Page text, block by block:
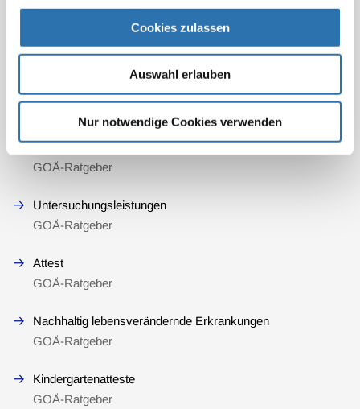
Cookies zulassen
Auswahl erlauben
Nur notwendige Cookies verwenden
GOÄ-Ratgeber
Palliativmedizinische Versorgung I
GOÄ-Ratgeber
Untersuchungsleistungen
GOÄ-Ratgeber
Attest
GOÄ-Ratgeber
Nachhaltig lebensverändernde Erkrankungen
GOÄ-Ratgeber
Kindergartenatteste
GOÄ-Ratgeber